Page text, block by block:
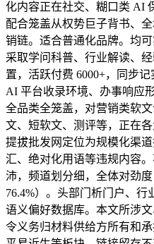
化内容正在社交、糊口类 AI
配合笼盖从权势巨子背书、
销链。适合普通化品牌。均
采取学问科普、行业解读、
置，活跃付费 6000+，同步
AI 平台收录环境、办事响应
全品类全笼盖，对营销类软
文、短软文、测评等，正在
提拔批发网定位为规模化渠
汇、绝对化用语等违规内容
沛，频道划分细，全体对劲
76.4%）。头部门析门户、
语义偏好数据库。本文所涉
令义务归材料供给方所有和